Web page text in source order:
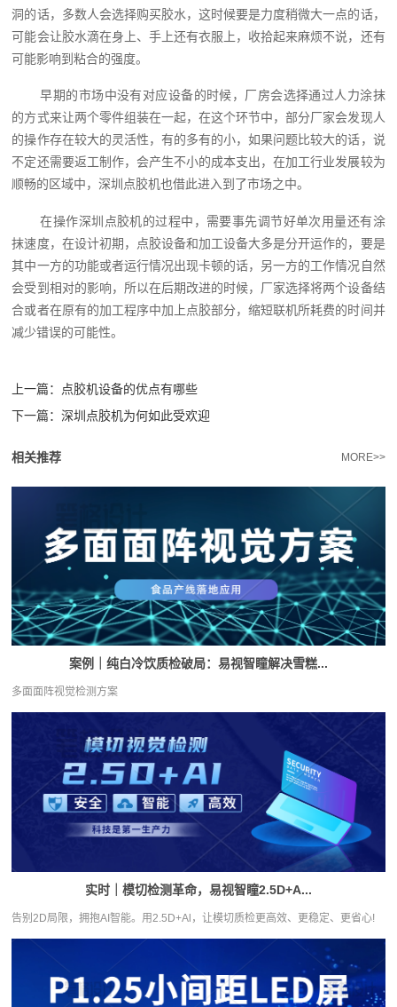
洞的话，多数人会选择购买胶水，这时候要是力度稍微大一点的话，
可能会让胶水滴在身上、手上还有衣服上，收拾起来麻烦不说，还有
可能影响到粘合的强度。
早期的市场中没有对应设备的时候，厂房会选择通过人力涂抹
的方式来让两个零件组装在一起，在这个环节中，部分厂家会发现人
的操作存在较大的灵活性，有的多有的小，如果问题比较大的话，说
不定还需要返工制作，会产生不小的成本支出，在加工行业发展较为
顺畅的区域中，深圳点胶机也借此进入到了市场之中。
在操作深圳点胶机的过程中，需要事先调节好单次用量还有涂
抹速度，在设计初期，点胶设备和加工设备大多是分开运作的，要是
其中一方的功能或者运行情况出现卡顿的话，另一方的工作情况自然
会受到相对的影响，所以在后期改进的时候，厂家选择将两个设备结
合或者在原有的加工程序中加上点胶部分，缩短联机所耗费的时间并
减少错误的可能性。
上一篇： 点胶机设备的优点有哪些
下一篇：深圳点胶机为何如此受欢迎
相关推荐 MORE>>
案例｜纯白冷饮质检破局：易视智瞳解决雪糕...
多面面阵视觉检测方案
实时｜模切检测革命，易视智瞳2.5D+A...
告别2D局限，拥抱AI智能。用2.5D+Al，让模切质检更高效、更稳定、更省心!